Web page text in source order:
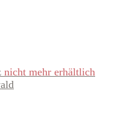
nicht mehr erhältlich